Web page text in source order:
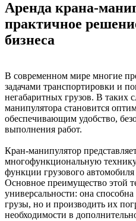
Аренда крана-
практичное
бизнеса
В современном мире многие
задачами транспортировки и
негабаритных грузов. В таких
манипулятора становится
обеспечивающим удобство,
выполнения работ.
Кран-манипулятор
многофункциональную технику,
функции грузового
Основное преимущество этой
универсальности: она
грузы, но и производить их
необходимости в